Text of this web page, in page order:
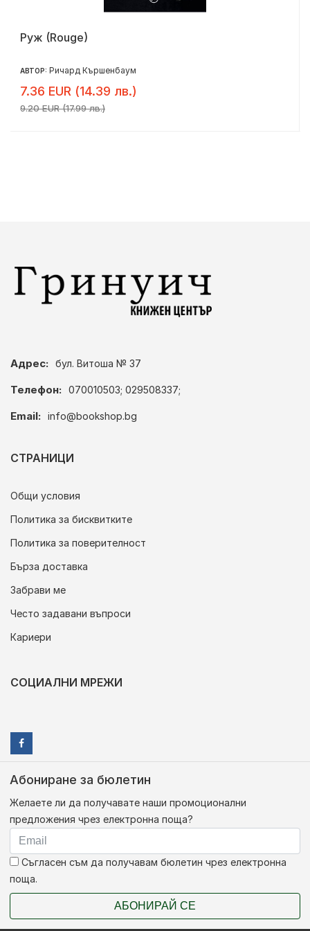
Руж (Rouge)
АВТОР: Ричард Кършенбаум
7.36 EUR (14.39 лв.)
9.20 EUR (17.99 лв.)
Адрес: бул. Витоша № 37
Телефон: 070010503; 029508337;
Email: info@bookshop.bg
СТРАНИЦИ
Общи условия
Политика за бисквитките
Политика за поверителност
Бърза доставка
Забрави ме
Често задавани въпроси
Кариери
СОЦИАЛНИ МРЕЖИ
Абониране за бюлетин
Желаете ли да получавате наши промоционални
предложения чрез електронна поща?
Съгласен съм да получавам бюлетин чрез електронна
поща.
АБОНИРАЙ СЕ